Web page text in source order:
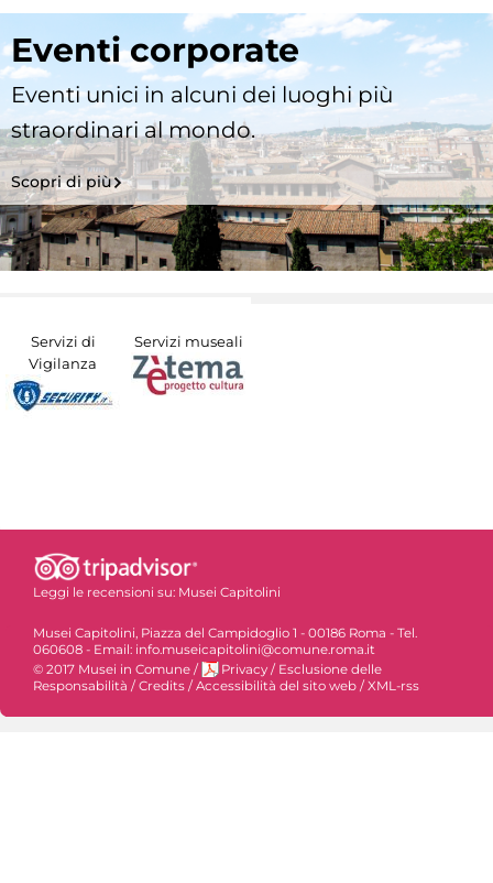
Eventi corporate
Eventi unici in alcuni dei luoghi più
straordinari al mondo.
Scopri di più
Servizi di
Vigilanza
Servizi museali
Leggi le recensioni su: Musei Capitolini
Musei Capitolini, Piazza del Campidoglio 1 - 00186 Roma - Tel.
060608 - Email: info.museicapitolini@comune.roma.it
© 2017 Musei in Comune / Privacy / Esclusione delle
Responsabilità /Credits /Accessibilità del sito web /XML-rss